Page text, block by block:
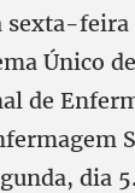
Único
de
dia 5.